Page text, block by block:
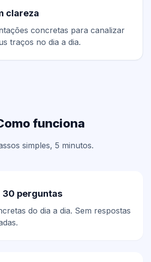
clareza
concretas para canalizar
traços no dia a dia.
funciona
simples, 5 minutos.
30 perguntas
do dia a dia. Sem respostas